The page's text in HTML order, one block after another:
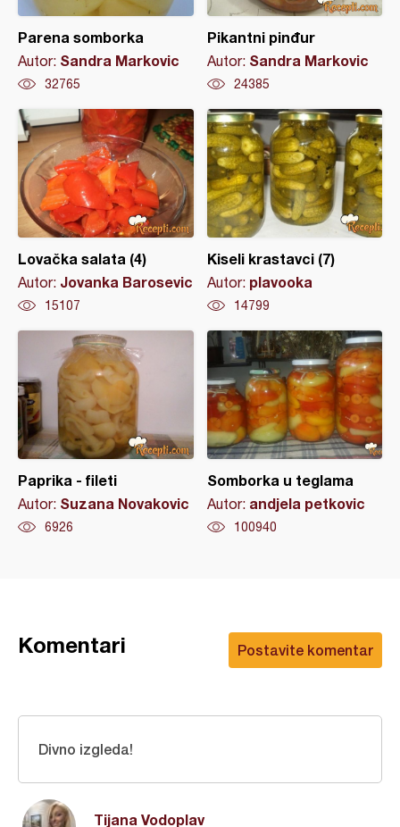
Parena somborka
Autor: Sandra Markovic
32765
Pikantni pinđur
Autor: Sandra Markovic
24385
Lovačka salata (4)
Autor: Jovanka Barosevic
15107
Kiseli krastavci (7)
Autor: plavooka
14799
Paprika - fileti
Autor: Suzana Novakovic
6926
Somborka u teglama
Autor: andjela petkovic
100940
Postavite komentar
Komentari
Tijana Vodoplav
Divno izgleda!